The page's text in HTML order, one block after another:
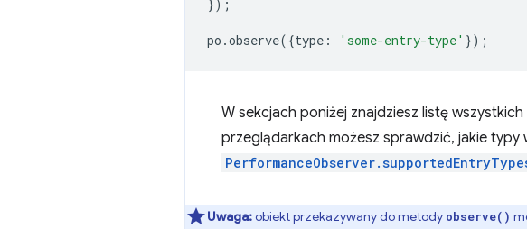
});
po .observe({type : 'some-entry-type' });
W sekcjach poniżej znajdziesz listę
przeglądarkach możesz sprawdzić, jakie
Uwaga:obiekt przekazywany do metody observe()